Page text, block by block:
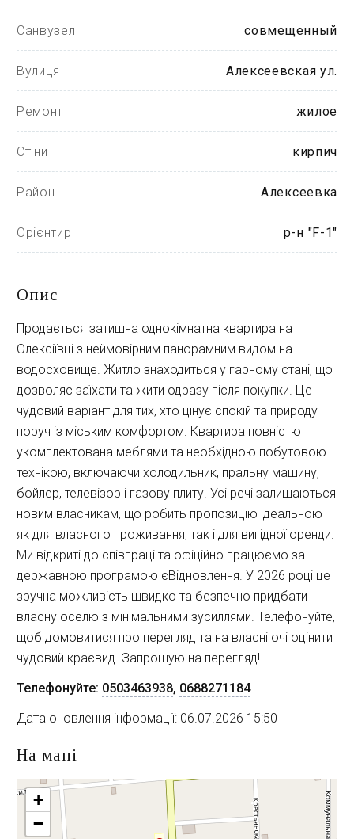
Санвузел совмещенный
Вулиця Алексеевская ул.
Ремонт жилое
Стіни кирпич
Район Алексеевка
Орієнтир р-н "F-1"
Опис
Продається затишна однокімнатна квартира на
Олексіївці з неймовірним панорамним видом на
водосховище. Житло знаходиться у гарному стані, що
дозволяє заїхати та жити одразу після покупки. Це
чудовий варіант для тих, хто цінує спокій та природу
поруч із міським комфортом. Квартира повністю
укомплектована меблями та необхідною побутовою
технікою, включаючи холодильник, пральну машину,
бойлер, телевізор і газову плиту. Усі речі залишаються
новим власникам, що робить пропозицію ідеальною
як для власного проживання, так і для вигідної оренди.
Ми відкриті до співпраці та офіційно працюємо за
державною програмою єВідновлення. У 2026 році це
зручна можливість швидко та безпечно придбати
власну оселю з мінімальними зусиллями. Телефонуйте,
щоб домовитися про перегляд та на власні очі оцінити
чудовий краєвид. Запрошую на перегляд!
Телефонуйте: 0503463938, 0688271184
Дата оновлення інформації: 06.07.2026 15:50
На мапі
+
−